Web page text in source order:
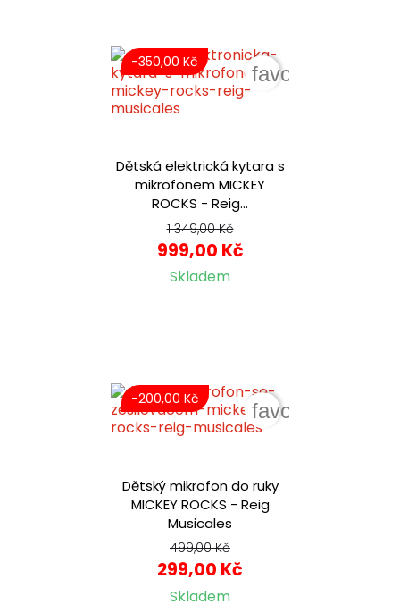
Dětská elektrická kytara s
mikrofonem MICKEY
ROCKS - Reig...
1 349,00 Kč
999,00 Kč
Skladem
-350,00 Kč
favorite_border
Dětský mikrofon do ruky
MICKEY ROCKS - Reig
Musicales
499,00 Kč
299,00 Kč
Skladem
-200,00 Kč
favorite_border